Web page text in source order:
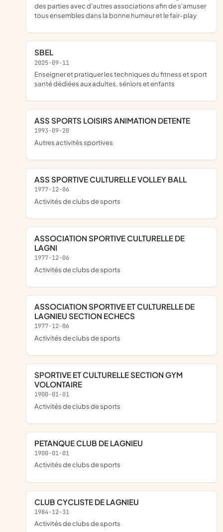
des parties avec d'autres associations afin de s'amuser
tous ensembles dans la bonne humeur et le fair-play
SBEL
2025-09-11
enseigner et pratiquer les techniques du fitness et sport
santé dédiées aux adultes, séniors et enfants
ASS SPORTS LOISIRS ANIMATION DETENTE
1993-09-20
Autres activités sportives
ASS SPORTIVE CULTURELLE VOLLEY BALL
1977-12-06
Activités de clubs de sports
ASSOCIATION SPORTIVE CULTURELLE DE
LAGNI
1977-12-06
Activités de clubs de sports
ASSOCIATION SPORTIVE ET CULTURELLE DE
LAGNIEU SECTION ECHECS
1977-12-06
Activités de clubs de sports
SPORTIVE ET CULTURELLE SECTION GYM
VOLONTAIRE
1900-01-01
Activités de clubs de sports
PETANQUE CLUB DE LAGNIEU
1900-01-01
Activités de clubs de sports
CLUB CYCLISTE DE LAGNIEU
1984-12-31
Activités de clubs de sports